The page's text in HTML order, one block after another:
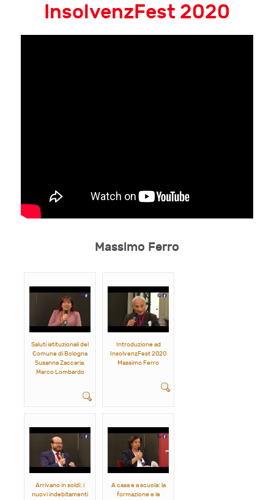
InsolvenzFest 2020
Massimo Ferro
Saluti istituzionali del
Comune di Bologna
Susanna Zaccaria,
Marco Lombardo
Introduzione ad
InsolvenzFest 2020
Massimo Ferro
Arrivano in soldi: i
nuovi indebitamenti
A casa e a scuola: la
formazione e le